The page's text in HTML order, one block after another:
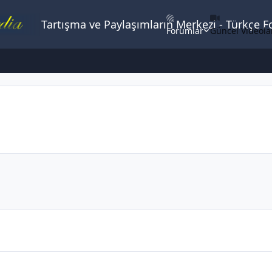
Tartışma ve Paylaşımların Merkezi -
Forumlar Güncel